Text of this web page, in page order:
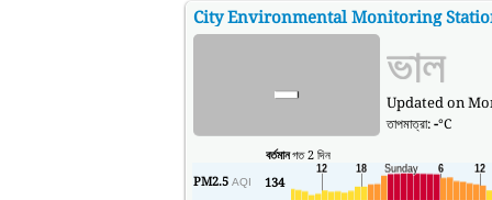
City Environmental Monitoring
- ভাল
Updated on
তাপমাত্রা:-°C
বর্তমানগত 2 দিন
PM2.5 AQI 134